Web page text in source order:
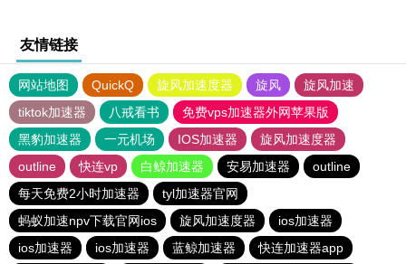
友情链接
网站地图 QuickQ 旋风加速度器 旋风
旋风加速
tiktok加速器
八戒看书
免费vps加速器外网苹果版
黑豹加速器
一元机场 IOS加速器
旋风加速度器
outline
快连vp 白鲸加速器 安易加速器
outline
每天免费2小时加速器
tyl加速器官网
蚂蚁加速npv下载官网ios
旋风加速度器
ios加速器
ios加速器
ios加速器 蓝鲸加速器 快连加速器app